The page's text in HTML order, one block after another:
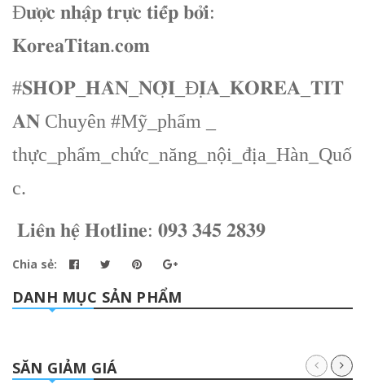
Đ𝐮̛𝐨̛̣𝐜 𝐧𝐡𝐚̣̂𝐩 𝐭𝐫𝐮̛̣𝐜 𝐭𝐢𝐞̂́𝐩 𝐛𝐨̛̉𝐢:
𝐊𝐨𝐫𝐞𝐚𝐓𝐢𝐭𝐚𝐧.𝐜𝐨𝐦
#𝐒𝐇𝐎𝐏_𝐇𝐀̀𝐍_𝐍𝐎̣̂𝐈_Đ𝐈̣𝐀_𝐊𝐎𝐑𝐄𝐀_𝐓𝐈𝐓
𝐀𝐍 Chuyên #Mỹ_phẩm _
thực_phẩm_chức_năng_nội_địa_Hàn_Quố
c.
𝐋𝐢𝐞̂𝐧 𝐡𝐞̣̂ 𝐇𝐨𝐭𝐥𝐢𝐧𝐞: 𝟎𝟗𝟑 𝟑𝟒𝟓 𝟐𝟖𝟑𝟗
Chia sẻ:
DANH MỤC SẢN PHẨM
SĂN GIẢM GIÁ